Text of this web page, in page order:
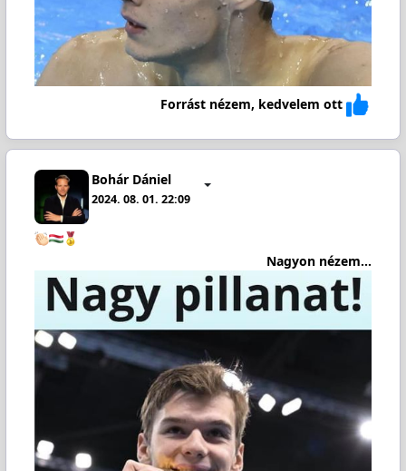
Forrást nézem, kedvelem ott
Bohár Dániel
2024. 08. 01. 22:09
Nagyon nézem...